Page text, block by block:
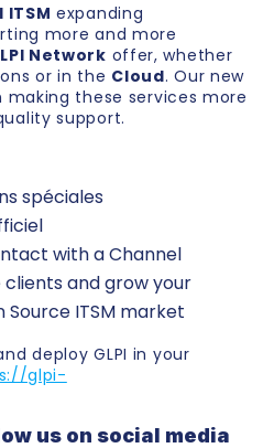
ITSM expanding
more and more
Network offer, whether
or in the Cloud. Our new
these services more
support.
spéciales
with a Channel
and grow your
ITSM market
deploy GLPI in your
glpi-
us on social media